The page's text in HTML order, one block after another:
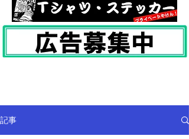
記事